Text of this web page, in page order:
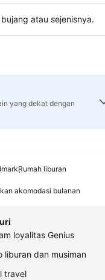
atau sejenisnya.
yang dekat dengan
Rumah liburan
akomodasi bulanan
loyalitas Genius
liburan dan musiman
travel